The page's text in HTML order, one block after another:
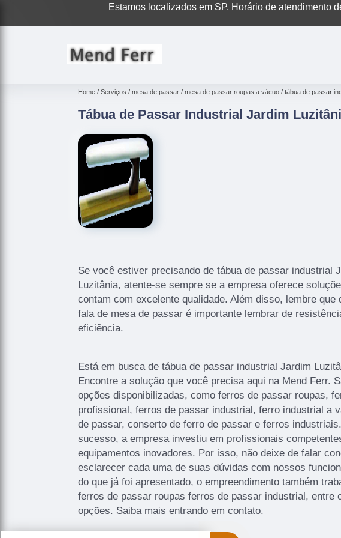
Estamos localizados em SP. Horário de atendimento
Home Serviços mesa de passar mesa de passar roupas a vácuo tábua de passar
Tábua de Passar Industrial Jardim
Se você estiver precisando de tábua de passar industrial
Luzitânia, atente-se sempre se a empresa oferece
contam com excelente qualidade. Além disso, lembre que
fala de mesa de passar é importante lembrar de
eficiência.
Está em busca de tábua de passar industrial Jardim
Encontre a solução que você precisa aqui na Mend Ferr.
opções disponibilizadas, como ferros de passar roupas,
profissional, ferros de passar industrial, ferro industrial a
de passar, conserto de ferro de passar e ferros
sucesso, a empresa investiu em profissionais
equipamentos inovadores. Por isso, não deixe de falar
esclarecer cada uma de suas dúvidas com nossos
do que já foi apresentado, o empreendimento também
ferros de passar roupas ferros de passar industrial, entre
opções. Saiba mais entrando em contato.